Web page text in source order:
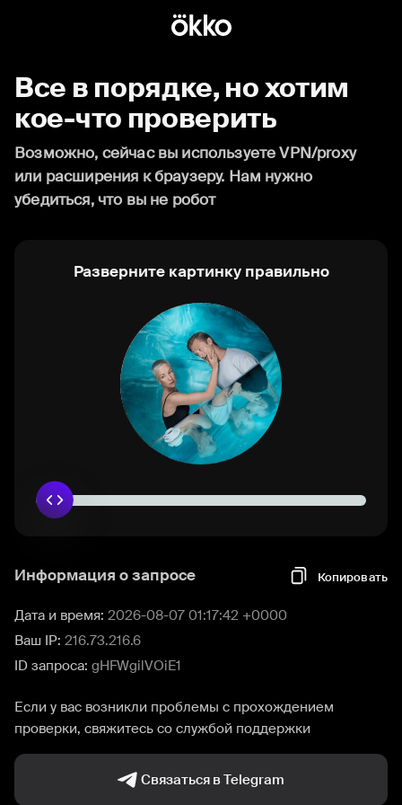
Все в порядке, но хотим
кое-что проверить
Возможно, сейчас вы используете VPN/proxy
или расширения к браузеру. Нам нужно
убедиться, что вы не робот
Разверните картинку правильно
Информация о запросе Копировать
Дата и время: 2026-08-07 01:17:42 +0000
Ваш IP: 216.73.216.6
ID запроса: gHFWgilVOiE1
Если у вас возникли проблемы с прохождением
проверки, свяжитесь со службой поддержки
Связаться в Telegram